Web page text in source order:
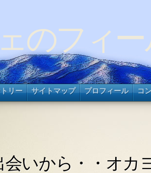
のフィ
リー サイトマップ プロフィール コ
会いから・・オカ